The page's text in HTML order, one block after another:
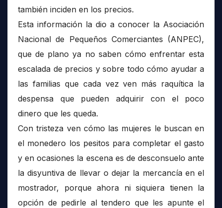
también inciden en los precios.
Esta información la dio a conocer la Asociación
Nacional de Pequeños Comerciantes (ANPEC),
que de plano ya no saben cómo enfrentar esta
escalada de precios y sobre todo cómo ayudar a
las familias que cada vez ven más raquítica la
despensa que pueden adquirir con el poco
dinero que les queda.
Con tristeza ven cómo las mujeres le buscan en
el monedero los pesitos para completar el gasto
y en ocasiones la escena es de desconsuelo ante
la disyuntiva de llevar o dejar la mercancía en el
mostrador, porque ahora ni siquiera tienen la
opción de pedirle al tendero que les apunte el